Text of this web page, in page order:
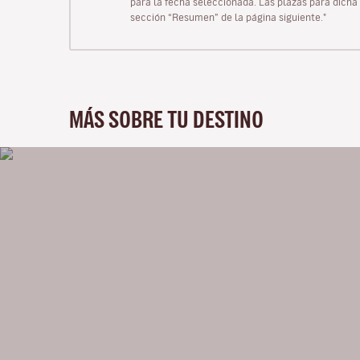
sección “Resumen” de la página siguiente."
MÁS SOBRE TU DESTINO